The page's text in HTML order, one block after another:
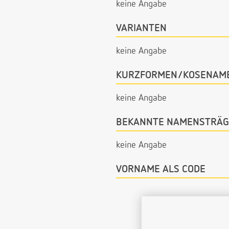
keine Angabe
VARIANTEN
keine Angabe
KURZFORMEN/
keine Angabe
BEKANNTE
keine Angabe
VORNAME ALS CODE